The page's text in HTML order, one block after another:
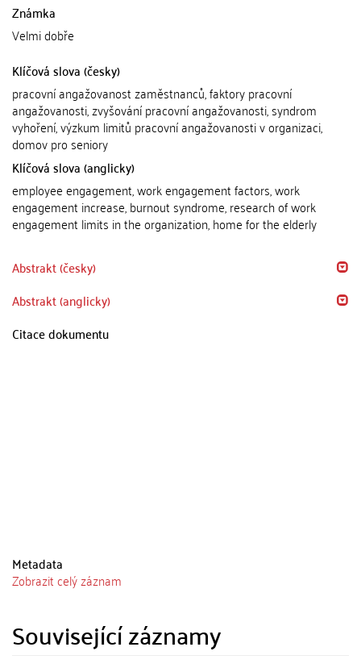
Známka
Velmi dobře
Klíčová slova (česky)
pracovní angažovanost zaměstnanců, faktory pracovní
angažovanosti, zvyšování pracovní angažovanosti, syndrom
vyhoření, výzkum limitů pracovní angažovanosti v organizaci,
domov pro seniory
Klíčová slova (anglicky)
employee engagement, work engagement factors, work
engagement increase, burnout syndrome, research of work
engagement limits in the organization, home for the elderly
Abstrakt (česky)
Abstrakt (anglicky)
Citace dokumentu
Metadata
Zobrazit celý záznam
Související záznamy